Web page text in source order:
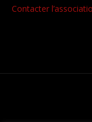
Contacter